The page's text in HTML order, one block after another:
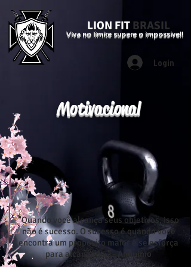
LION FIT BRASIL
Viva no limite supere o impossível!
Login
Motivacional
"Quando você alcança seus objetivos, isso
não é sucesso. O sucesso é quando você
encontra um propósito maior e se esforça
para alcançá-lo." - Anônimo